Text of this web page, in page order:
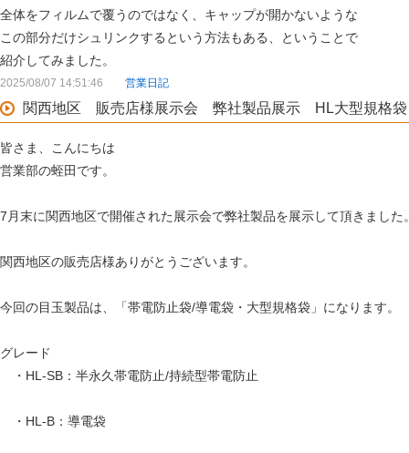
全体をフィルムで覆うのではなく、キャップが開かないような
この部分だけシュリンクするという方法もある、ということで
紹介してみました。
2025/08/07 14:51:46 営業日記
関西地区 販売店様展示会 弊社製品展示 HL大型規格袋
皆さま、こんにちは
営業部の蛭田です。
7月末に関西地区で開催された展示会で弊社製品を展示して頂きました
関西地区の販売店様ありがとうございます。
今回の目玉製品は、「帯電防止袋/導電袋・大型規格袋」になります。
グレード
・HL-SB：半永久帯電防止/持続型帯電防止
・HL-B：導電袋